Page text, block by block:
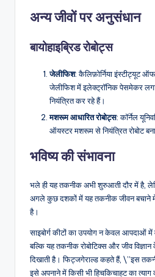
अन्य जीवों पर अनुसंधान
बायोहाइब्रिड रोबोट्स
जेलीफिश: कैलिफ़ोर्निया इंस्टीट्यूट
जेलीफिश में इलेक्ट्रॉनिक पेसमेकर
नियंत्रित कर रहे हैं।
मशरूम आधारित रोबोट्स: कॉर्नेल
ऑयस्टर मशरूम से नियंत्रित रोबोट
भविष्य की संभावना
भले ही यह तकनीक अभी शुरुआती दौर में है,
अगले कुछ दशकों में यह तकनीक जीवन बचाने में
है।
साइबोर्ग कीटों का उपयोग न केवल आपदाओं में
बल्कि यह तकनीक रोबोटिक्स और जीव
दिखाती है। फिट्जगेराल्ड कहते हैं, \”इस
इसे अपनाने में किसी भी हिचकिचाहट का त्याग